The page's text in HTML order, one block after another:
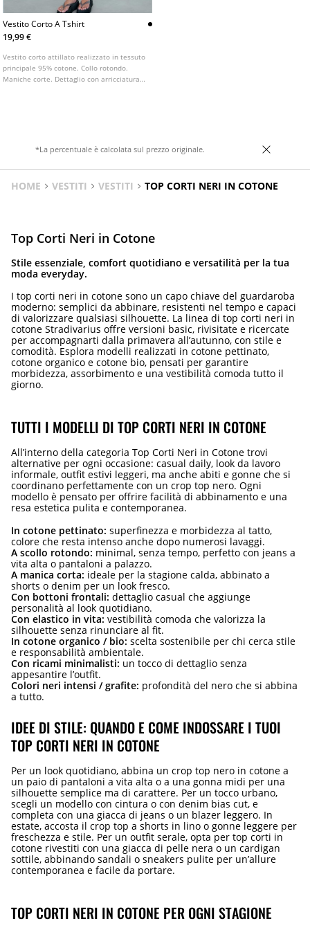
Vestito Corto A Tshirt
19,99 €
Vestito corto attillato realizzato in tessuto
principale 95% cotone. Collo rotondo.
Maniche corte. Dettaglio con arricciatura
*La percentuale è calcolata sul prezzo originale.
HOME VESTITI VESTITI TOP CORTI NERI IN COTONE
Top Corti Neri in Cotone
Stile essenziale, comfort quotidiano e versatilità per la tua
moda everyday.
I top corti neri in cotone sono un capo chiave del guardaroba
moderno: semplici da abbinare, resistenti nel tempo e capaci
di valorizzare qualsiasi silhouette. La linea di top corti neri in
cotone Stradivarius offre versioni basic, rivisitate e ricercate
per accompagnarti dalla primavera all’autunno, con stile e
comodità. Esplora modelli realizzati in cotone pettinato,
cotone organico e cotone bio, pensati per garantire
morbidezza, assorbimento e una vestibilità comoda tutto il
giorno.
TUTTI I MODELLI DI TOP CORTI NERI IN COTONE
All’interno della categoria Top Corti Neri in Cotone trovi
alternative per ogni occasione: casual daily, look da lavoro
informale, outfit estivi leggeri, ma anche abiti e gonne che si
coordinano perfettamente con un crop top nero. Ogni
modello è pensato per offrire facilità di abbinamento e una
resa estetica pulita e contemporanea.
In cotone pettinato: superfinezza e morbidezza al tatto,
colore che resta intenso anche dopo numerosi lavaggi.
A scollo rotondo: minimal, senza tempo, perfetto con jeans a
vita alta o pantaloni a palazzo.
A manica corta: ideale per la stagione calda, abbinato a
shorts o denim per un look fresco.
Con bottoni frontali: dettaglio casual che aggiunge
personalità al look quotidiano.
Con elastico in vita: vestibilità comoda che valorizza la
silhouette senza rinunciare al fit.
In cotone organico / bio: scelta sostenibile per chi cerca stile
e responsabilità ambientale.
Con ricami minimalisti: un tocco di dettaglio senza
appesantire l’outfit.
Colori neri intensi / grafite: profondità del nero che si abbina
a tutto.
IDEE DI STILE: QUANDO E COME INDOSSARE I TUOI
TOP CORTI NERI IN COTONE
Per un look quotidiano, abbina un crop top nero in cotone a
un paio di pantaloni a vita alta o a una gonna midi per una
silhouette semplice ma di carattere. Per un tocco urbano,
scegli un modello con cintura o con denim bias cut, e
completa con una giacca di jeans o un blazer leggero. In
estate, accosta il crop top a shorts in lino o gonne leggere per
freschezza e stile. Per un outfit serale, opta per top corti in
cotone rivestiti con una giacca di pelle nera o un cardigan
sottile, abbinando sandali o sneakers pulite per un’allure
contemporanea e facile da portare.
TOP CORTI NERI IN COTONE PER OGNI STAGIONE